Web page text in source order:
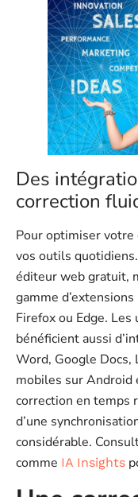
Des
correction
Pour optimiser votre
vos outils
éditeur web gratuit,
gamme
Firefox ou Edge.
bénéficient aussi
Word, Google Docs,
mobiles sur Android
correction en temps
d’une
considérable.
comme IA Insights